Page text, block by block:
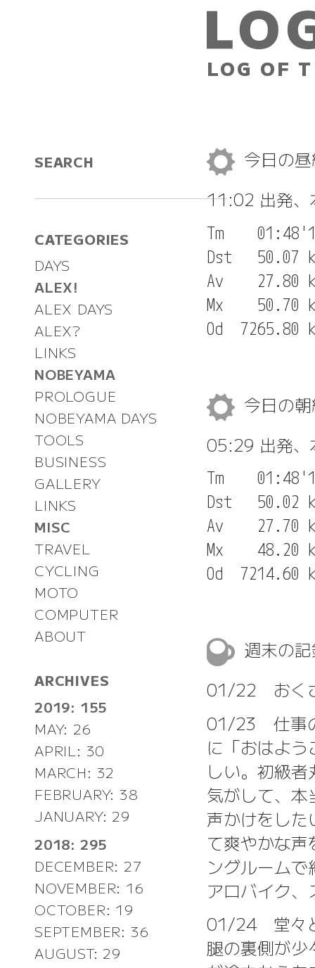
LOG OF
SEARCH
CATEGORIES
DAYS
ALEX!
ALEX DAYS
ALEX?
LINKS
NOBEYAMA
PROLOGUE
NOBEYAMA DAYS
TOOLS
BUSINESS
GALLERY
LINKS
MISC
TRAVEL
CYCLING
MOTO
COMPUTER
ABOUT
ARCHIVES
2019: 155
MAY: 26
APRIL: 30
MARCH: 32
FEBRUARY: 38
JANUARY: 29
2018: 295
DECEMBER: 27
NOVEMBER: 16
OCTOBER: 19
SEPTEMBER: 36
AUGUST: 29
今日の
11:02 出発、
Tm
Dst   50.07
Av    27.80
Mx    50.70
今日の
05:29 出発、
Tm
Dst   50.02
Av    27.70
Mx    48.20
週末の
01/22 おく
01/23 仕事
に「おはよ
しい。初級
気がして、
声かけをし
て爽やかな
ングルーム
アロバイク
01/24 堂々
腿の裏側が